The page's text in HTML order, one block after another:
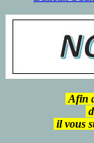
Afin
il vous